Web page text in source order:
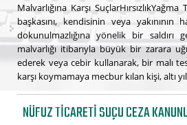
Malvarlığına Karşı
başkasını, kendisinin veya
dokunulmazlığına yönelik bir saldırı
malvarlığı itibarıyla büyük bir zarara
ederek veya cebir kullanarak, bir malı
karşı koymamaya mecbur kılan kişi, altı
NÜFUZ TICARETI SUÇU CEZA